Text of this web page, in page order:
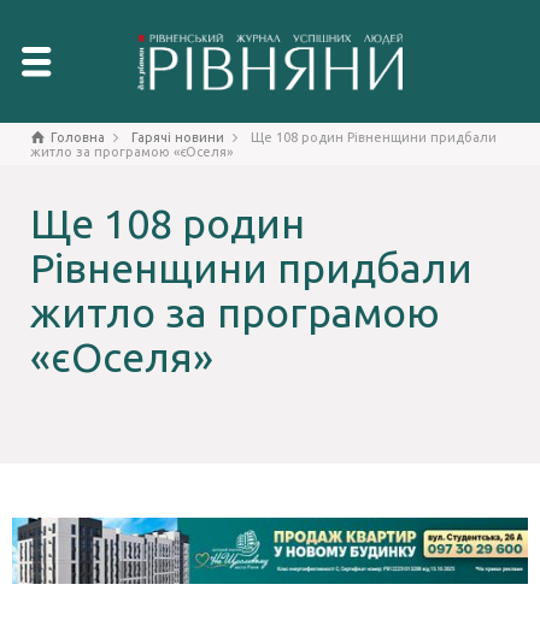
Головна Гарячі новини
Ще 108 родин Рівненщини придбали
житло за програмою «єОселя»
Ще 108 родин
Рівненщини придбали
житло за програмою
«єОселя»